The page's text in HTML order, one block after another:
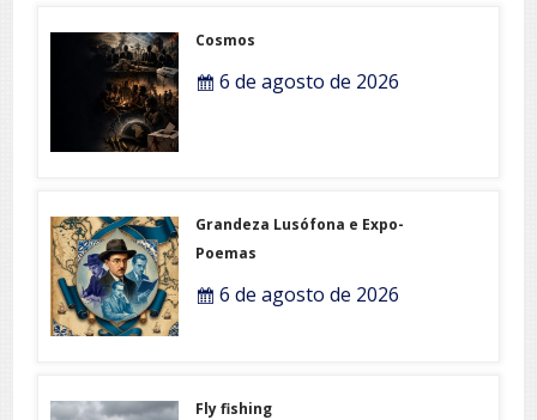
Cosmos
6 de agosto de 2026
Grandeza Lusófona e Expo-
Poemas
6 de agosto de 2026
Fly fishing